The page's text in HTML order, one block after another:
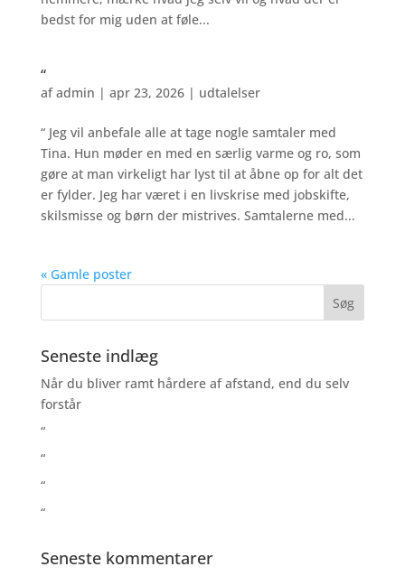
bedst for mig uden at føle...
“
afadmin | apr 23, 2026| udtalelser
“ Jeg vil anbefale alle at tage nogle samtaler med
Tina. Hun møder en med en særlig varme og ro, som
gøre at man virkeligt har lyst til at åbne op for alt det
er fylder. Jeg har været i en livskrise med jobskifte,
skilsmisse og børn der mistrives. Samtalerne med...
« Gamle poster
Seneste indlæg
Når du bliver ramt hårdere af afstand, end du selv
forstår
“
“
“
“
Seneste kommentarer